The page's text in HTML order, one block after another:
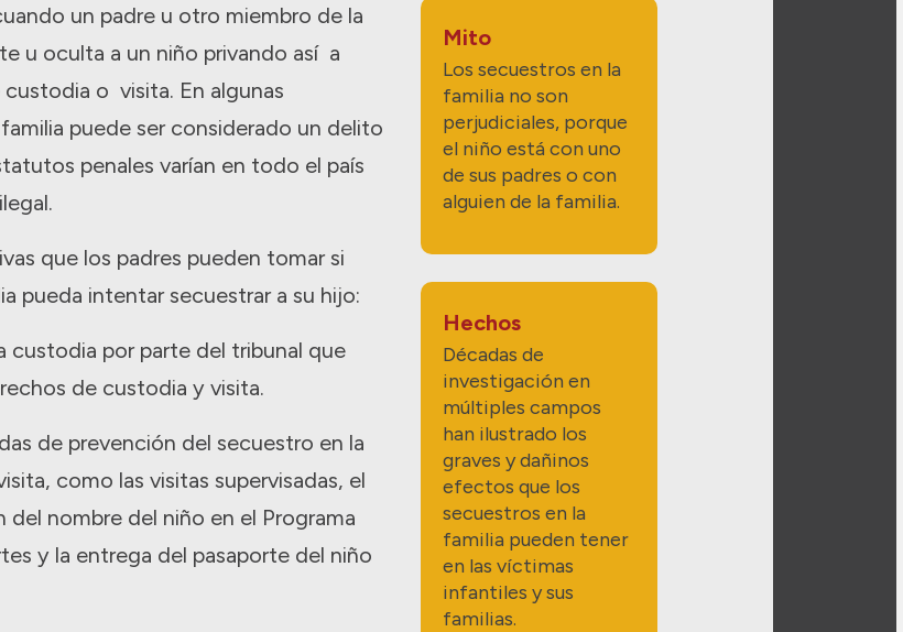
un padre u otro miembro de la
u oculta a un niño privando así a
o visita. En algunas
puede ser considerado un delito
penales varían en todo el país
que los padres pueden tomar si
pueda intentar secuestrar a su hijo:
custodia por parte del tribunal que
de custodia y visita.
de prevención del secuestro en la
como las visitas supervisadas, el
del nombre del niño en el Programa
y la entrega del pasaporte del niño
Mito
Los secuestros en la
familia no son
perjudiciales, porque
el niño está con uno
de sus padres o con
alguien de la familia.
Hechos
Décadas de
investigación en
múltiples campos
han ilustrado los
graves y dañinos
efectos que los
secuestros en la
familia pueden tener
en las víctimas
infantiles y sus
familias.